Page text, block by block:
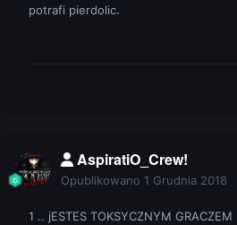
potrafi pierdolic.
AspiratiO_Crew!
Opublikowano 1 Grudnia 2018
1 .. jESTES TOKSYCZNYM